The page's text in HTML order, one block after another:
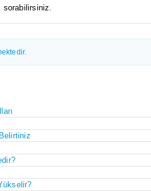
sorabilirsiniz.